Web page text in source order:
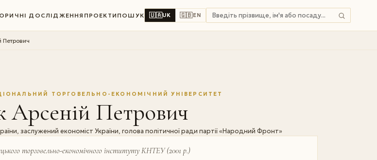
ДОСЛІДЖЕННЯ ПРОЕКТИ ПОШУК 🇺🇦UK 🇬🇧EN
Петрович
ТОРГОВЕЛЬНО-ЕКОНОМІЧНИЙ УНІВЕРСИТЕТ
Петрович
заслужений економіст України, голова політичної ради партії «Народний Фронт»
торговельно-економічного інституту КНТЕУ (2001 р.)